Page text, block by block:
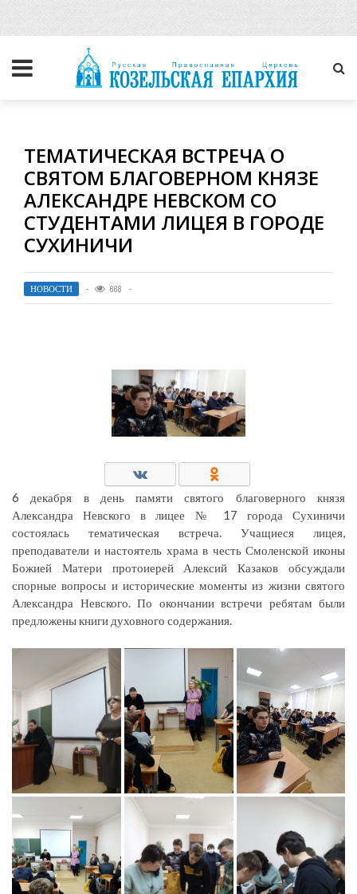
ТЕМАТИЧЕСКАЯ ВСТРЕЧА О
СВЯТОМ БЛАГОВЕРНОМ КНЯЗЕ
АЛЕКСАНДРЕ НЕВСКОМ СО
СТУДЕНТАМИ ЛИЦЕЯ В ГОРОДЕ
СУХИНИЧИ
НОВОСТИ 668
6 декабря в день памяти святого благоверного князя
Александра Невского в лицее № 17 города Сухиничи
состоялась тематическая встреча. Учащиеся лицея,
преподаватели и настоятель храма в честь Смоленской иконы
Божией Матери протоиерей Алексий Казаков обсуждали
спорные вопросы и исторические моменты из жизни святого
Александра Невского. По окончании встречи ребятам были
предложены книги духовного содержания.